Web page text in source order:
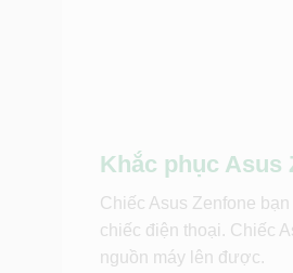
Khắc phục Asus
Chiếc Asus Zenfone
chiếc điện thoại. Chiếc
nguồn máy lên được.